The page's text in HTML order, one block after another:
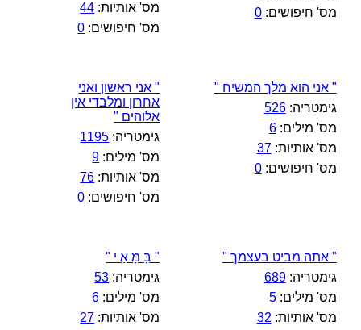
מס' חיפושים:0
מס' אותיות: 44
מס' חיפושים: 0
" אני הוא מלך המשיח "
גימטריה:526
מס' מילים:6
מס' אותיות:37
מס' חיפושים:0
" אני ראשון ואני
אחרון ומלבדי אין
אלוהים "
גימטריה: 1195
מס' מילים: 9
מס' אותיות: 76
מס' חיפושים: 0
" אתה מביט בעצמך "
גימטריה:689
מס' מילים:5
מס' אותיות: 32
" בָּ מָּ אַ י "
גימטריה: 53
מס' מילים: 6
מס' אותיות: 27